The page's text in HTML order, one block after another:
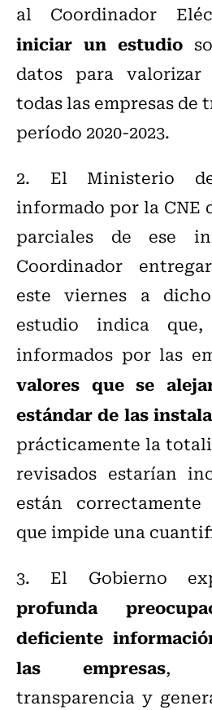
al Coordinador
iniciar un estudio
datos para
todas las empresas de
período 2020-2023.
2. El Ministerio
informado por la CNE
parciales de ese
Coordinador
este viernes a
estudio indica
informados por las
valores que se
estándar de las
prácticamente la
revisados estarían
están
que impide una
3. El Gobierno
profunda
deficiente
las empresas,
transparencia y